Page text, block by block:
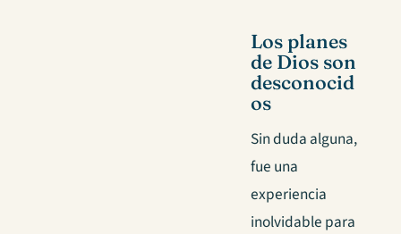
Los planes
de Dios son
desconocid
os
Sin duda alguna,
fue una
experiencia
inolvidable para